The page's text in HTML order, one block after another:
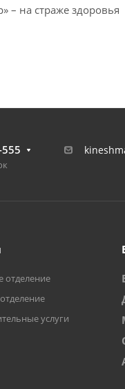
– на страже здоровья
отделение
услуги